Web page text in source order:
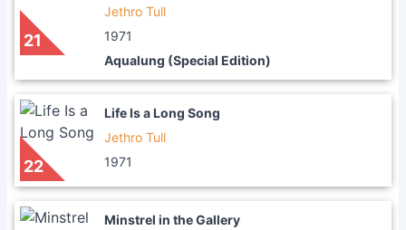
21
Jethro Tull
1971
Aqualung (Special Edition)
22
Life Is a Long Song
Jethro Tull
1971
Minstrel in the Gallery